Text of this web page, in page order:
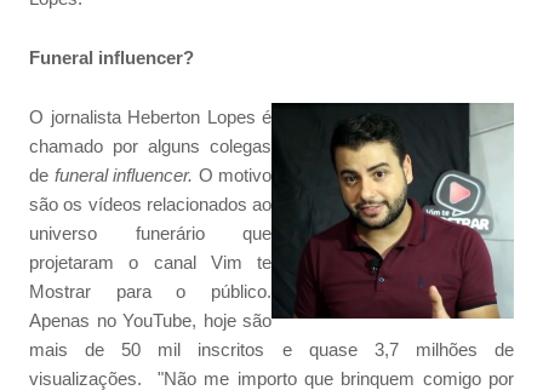
Funeral influencer?
O jornalista Heberton Lopes é
chamado por alguns colegas
de funeral influencer. O motivo
são os vídeos relacionados ao
universo funerário que
projetaram o canal Vim te
Mostrar para o público.
Apenas no YouTube, hoje são
mais de 50 mil inscritos e quase 3,7 milhões de
visualizações. "Não me importo que brinquem comigo por